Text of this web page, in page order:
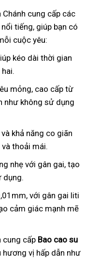
Chánh cung cấp các
tiếng, giúp bạn có
cuộc yêu:
kéo dài thời gian
mỏng, cao cấp từ
như không sử dụng
khả năng co giãn
thoải mái.
nhẹ với gân gai, tạo
dụng.
với gân gai liti
cảm giác mạnh mẽ
cung cấp Bao cao su
vị hấp dẫn như